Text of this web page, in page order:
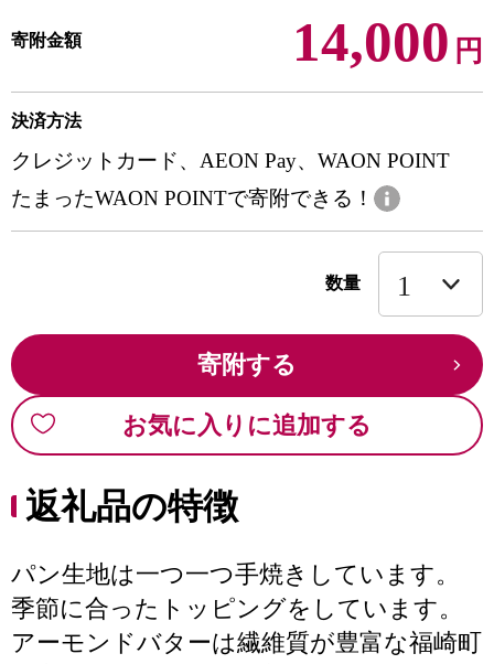
寄附金額 14,000 円
決済方法
クレジットカード、AEON Pay、WAON POINT
たまったWAON POINTで寄附できる！
数量
寄附する
お気に入りに追加する
返礼品の特徴
パン生地は一つ一つ手焼きしています。
季節に合ったトッピングをしています。
アーモンドバターは繊維質が豊富な福崎町